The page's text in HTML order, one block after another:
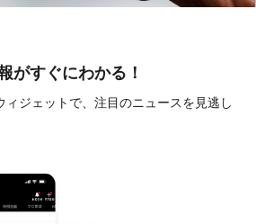
がすぐにわかる！
ィジェットで、注目のニュースを見逃し